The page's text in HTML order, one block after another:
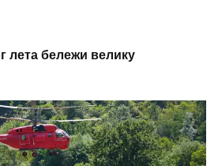
лета бележи велику